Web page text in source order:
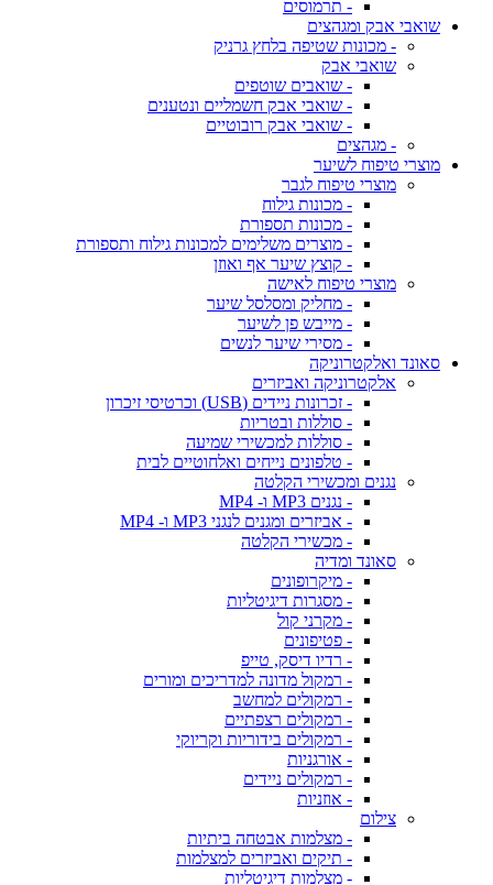
- תרמוסים
שואבי אבק ומגהצים
- מכונות שטיפה בלחץ גרניק
שואבי אבק
- שואבים שוטפים
- שואבי אבק חשמליים ונטענים
- שואבי אבק רובוטיים
- מגהצים
מוצרי טיפוח לשיער
מוצרי טיפוח לגבר
- מכונות גילוח
- מכונות תספורת
- מוצרים משלימים למכונות גילוח ותספורת
- קוצץ שיער אף ואוזן
מוצרי טיפוח לאישה
- מחליק ומסלסל שיער
- מייבש פן לשיער
- מסירי שיער לנשים
סאונד ואלקטרוניקה
אלקטרוניקה ואביזרים
- זכרונות ניידים (USB) וכרטיסי זיכרון
- סוללות ובטריות
- סוללות למכשירי שמיעה
- טלפונים נייחים ואלחוטיים לבית
נגנים ומכשירי הקלטה
- נגנים MP3 ו- MP4
- אביזרים ומגנים לנגני MP3 ו- MP4
- מכשירי הקלטה
סאונד ומדיה
- מיקרופונים
- מסגרות דיגיטליות
- מקרני קול
- פטיפונים
- רדיו דיסק, טייפ
- רמקול מדונה למדריכים ומורים
- רמקולים למחשב
- רמקולים רצפתיים
- רמקולים בידוריות וקריוקי
- אורגניות
- רמקולים ניידים
- אוזניות
צילום
- מצלמות אבטחה ביתיות
- תיקים ואביזרים למצלמות
- מצלמות דיגיטליות